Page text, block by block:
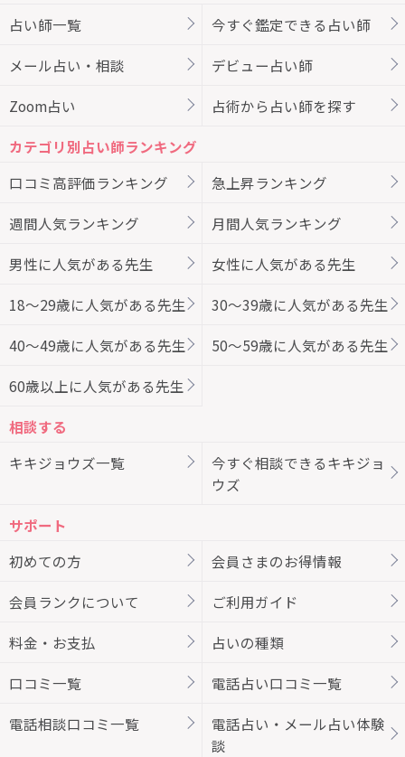
占い師一覧
今すぐ鑑定できる占い師
メール占い・相談 デビュー占い師
Zoom占い 占術から占い師を探す
カテゴリ別占い師ランキング
口コミ高評価ランキング
急上昇ランキング
週間人気ランキング 月間人気ランキング
男性に人気がある先生 女性に人気がある先生
18～29歳に人気がある先生 30～39歳に人気がある先生
40～49歳に人気がある先生 50～59歳に人気がある先生
60歳以上に人気がある先生
相談する
キキジョウズ一覧
今すぐ相談できるキキジョ
ウズ
サポート
初めての方
会員さまのお得情報
会員ランクについて ご利用ガイド
料金・お支払 占いの種類
口コミ一覧 電話占い口コミ一覧
電話相談口コミ一覧
電話占い・メール占い体験
談